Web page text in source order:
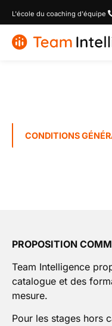
L'école du coaching d'équipe
CONDITIONS
PROPOSITION
Team Intelligence
catalogue et des
mesure.
Pour les stages hors